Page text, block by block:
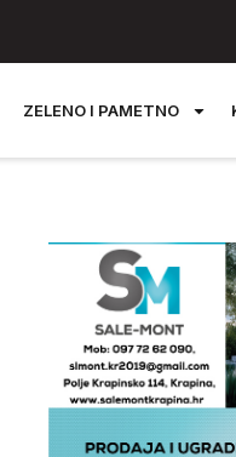
ZELENO I PAMETNO